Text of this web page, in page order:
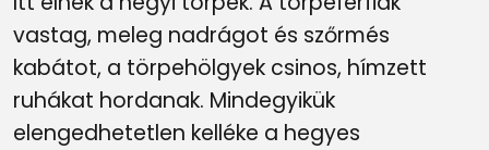
vastag, meleg nadrágot és szőrmés
kabátot, a törpehölgyek csinos, hímzett
ruhákat hordanak. Mindegyikük
elengedhetetlen kelléke a hegyes